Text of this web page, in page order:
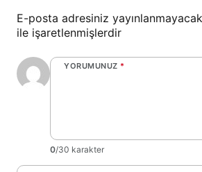
E-posta adresiniz
ile işaretlenmişlerdir
YORUMUNUZ *
0/30 karakter